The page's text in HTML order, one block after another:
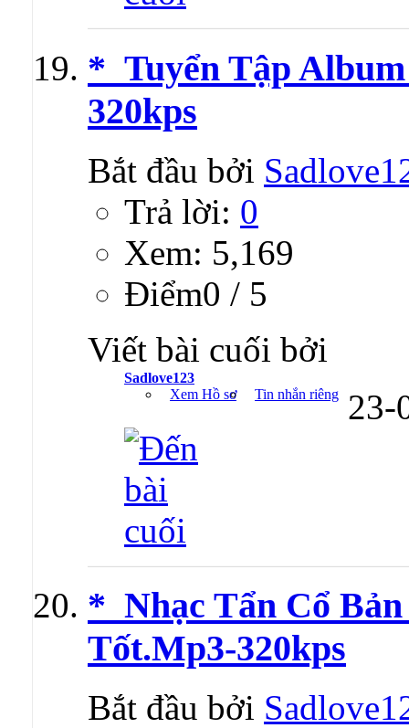
*_Tuyển Tập
320kps
Bắt đầu bởi
Trả lời: 0
Xem: 5,169
Ðiểm0 / 5
Viết bài cuối bởi
Sadlove123
Xem Hồ sơ
Tin nhắn riêng 23-
*_Nhạc Tẩn Cổ
Tốt.Mp3-320kps
Bắt đầu bởi